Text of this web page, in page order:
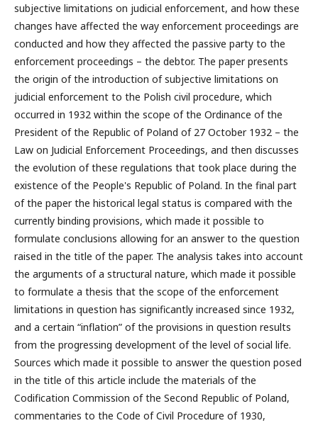
subjective limitations on judicial enforcement, and how these
changes have affected the way enforcement proceedings are
conducted and how they affected the passive party to the
enforcement proceedings – the debtor. The paper presents
the origin of the introduction of subjective limitations on
judicial enforcement to the Polish civil procedure, which
occurred in 1932 within the scope of the Ordinance of the
President of the Republic of Poland of 27 October 1932 – the
Law on Judicial Enforcement Proceedings, and then discusses
the evolution of these regulations that took place during the
existence of the People's Republic of Poland. In the final part
of the paper the historical legal status is compared with the
currently binding provisions, which made it possible to
formulate conclusions allowing for an answer to the question
raised in the title of the paper. The analysis takes into account
the arguments of a structural nature, which made it possible
to formulate a thesis that the scope of the enforcement
limitations in question has significantly increased since 1932,
and a certain “inflation” of the provisions in question results
from the progressing development of the level of social life.
Sources which made it possible to answer the question posed
in the title of this article include the materials of the
Codification Commission of the Second Republic of Poland,
commentaries to the Code of Civil Procedure of 1930,